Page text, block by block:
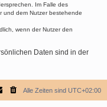
Im Falle des
und dem Nutzer bestehende
wenn der Nutzer den
Daten sind in der
Alle Zeiten sind UTC+02:00